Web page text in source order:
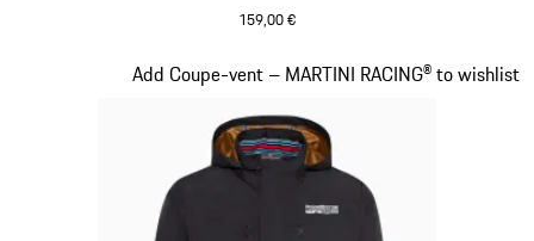
159,00 €
Add Coupe-vent – MARTINI RACING® to wishlist
Diapositive 9 sur 20